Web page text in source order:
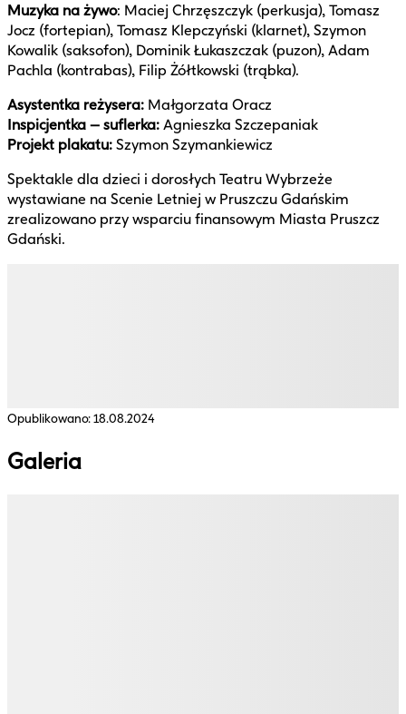
Muzyka na żywo: Maciej Chrzęszczyk (perkusja), Tomasz
Jocz (fortepian), Tomasz Klepczyński (klarnet), Szymon
Kowalik (saksofon), Dominik Łukaszczak (puzon), Adam
Pachla (kontrabas), Filip Żółtkowski (trąbka).
Asystentka reżysera: Małgorzata Oracz
Inspicjentka – suflerka: Agnieszka Szczepaniak
Projekt plakatu: Szymon Szymankiewicz
Spektakle dla dzieci i dorosłych Teatru Wybrzeże
wystawiane na Scenie Letniej w Pruszczu Gdańskim
zrealizowano przy wsparciu finansowym Miasta Pruszcz
Gdański.
Opublikowano:18.08.2024
Galeria